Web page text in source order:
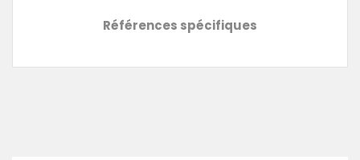
Références spécifiques